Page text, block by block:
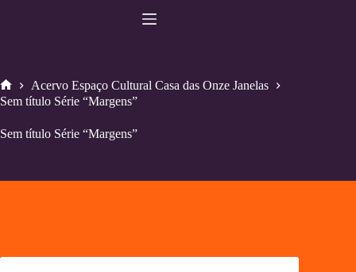
Home
Acervo Espaço Cultural Casa das Onze Janelas
Sem título Série “Margens”
Sem título Série “Margens”